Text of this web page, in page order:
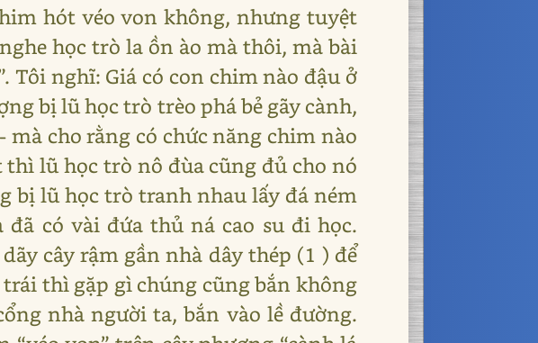
hót véo von không, nhưng tuyệt
học trò la ồn ào mà thôi, mà bài
Tôi nghĩ: Giá có con chim nào đậu ở
bị lũ học trò trèo phá bẻ gãy cành,
cho rằng có chức năng chim nào
lũ học trò nô đùa cũng đủ cho nó
bị lũ học trò tranh nhau lấy đá ném
có vài đứa thủ ná cao su đi học.
cây rậm gần nhà dây thép (1 ) để
thì gặp gì chúng cũng bắn không
nhà người ta, bắn vào lề đường.